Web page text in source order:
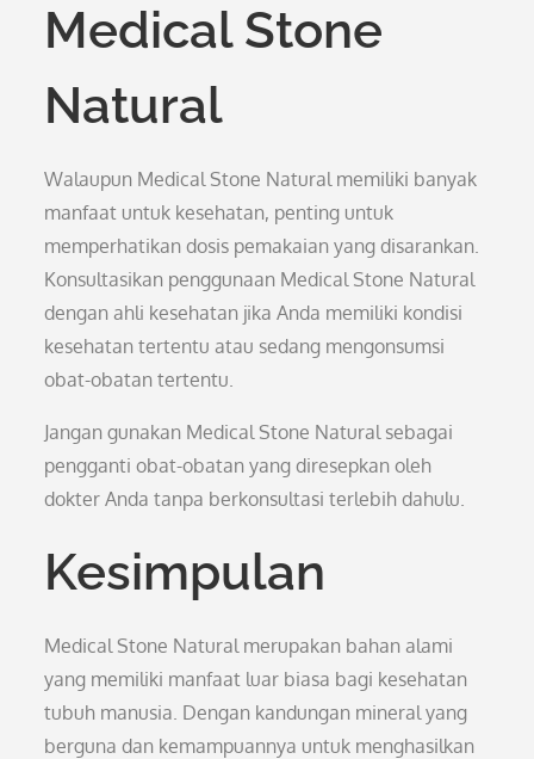
Medical Stone
Natural
Walaupun Medical Stone Natural memiliki banyak
manfaat untuk kesehatan, penting untuk
memperhatikan dosis pemakaian yang disarankan.
Konsultasikan penggunaan Medical Stone Natural
dengan ahli kesehatan jika Anda memiliki kondisi
kesehatan tertentu atau sedang mengonsumsi
obat-obatan tertentu.
Jangan gunakan Medical Stone Natural sebagai
pengganti obat-obatan yang diresepkan oleh
dokter Anda tanpa berkonsultasi terlebih dahulu.
Kesimpulan
Medical Stone Natural merupakan bahan alami
yang memiliki manfaat luar biasa bagi kesehatan
tubuh manusia. Dengan kandungan mineral yang
berguna dan kemampuannya untuk menghasilkan